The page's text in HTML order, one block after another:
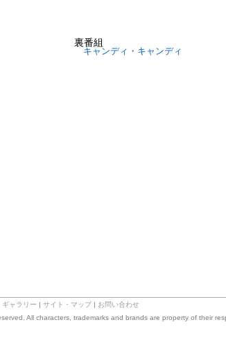
裏番組
キャンディ・キャンディ
ギャラリー | サイト・マップ | お問い合わせ
All characters, trademarks and brands are property of their